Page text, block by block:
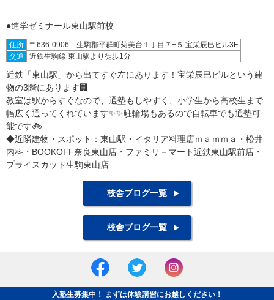
●進学ゼミナール東山駅前校
住所
〒636-0906 生駒郡平群町菊美台１丁目７−５ 宝栄辰巳ビル3F
交通
近鉄生駒線 東山駅より徒歩1分
近鉄「東山駅」から出てすぐ左にあります！宝栄辰巳ビルという建
物の3階にあります🏢
教室は駅からすぐなので、通塾もしやすく、小学生から高校生まで
幅広く通ってくれています✨✨駐輪場もあるので自転車でも通塾可
能です🚲
◆近隣建物・スポット：東山駅・イタリア料理店ｍａｍｍａ・松井
内科・BOOKOFF奈良東山店・ファミリ－マート近鉄東山駅前店・
プライスカット生駒東山店
校舎ブログ一覧
校舎ブログ一覧
入塾生募集中！ まずは体験講習にお越しください！